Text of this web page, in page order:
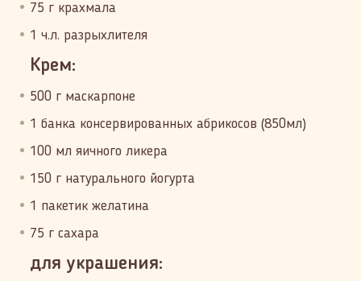
75 г крахмала
1 ч.л. разрыхлителя
Крем:
500 г маскарпоне
1 банка консервированных абрикосов (850мл)
100 мл яичного ликера
150 г натурального йогурта
1 пакетик желатина
75 г сахара
для украшения: